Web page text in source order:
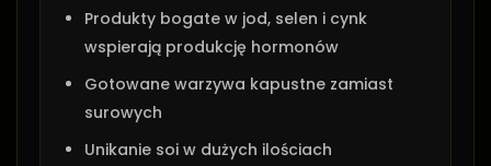
Produkty bogate w jod, selen i cynk
wspierają produkcję hormonów
Gotowane warzywa kapustne zamiast
surowych
Unikanie soi w dużych ilościach